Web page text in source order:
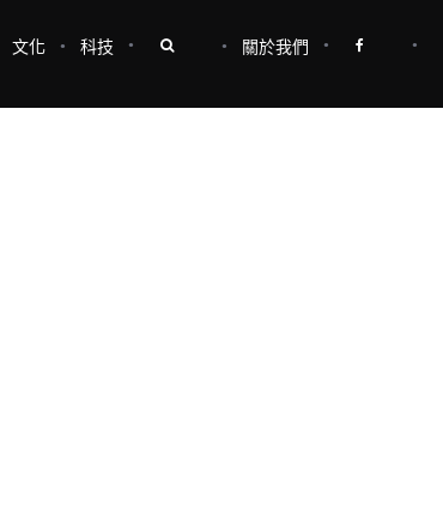
文化 科技 關於我們